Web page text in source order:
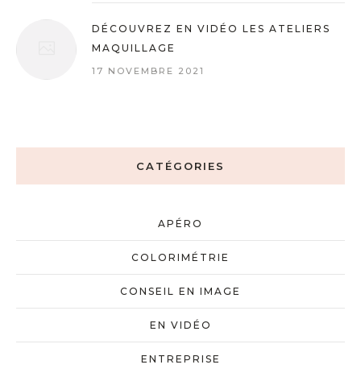
DÉCOUVREZ EN VIDÉO LES ATELIERS
MAQUILLAGE
17 NOVEMBRE 2021
CATÉGORIES
APÉRO
COLORIMÉTRIE
CONSEIL EN IMAGE
EN VIDÉO
ENTREPRISE